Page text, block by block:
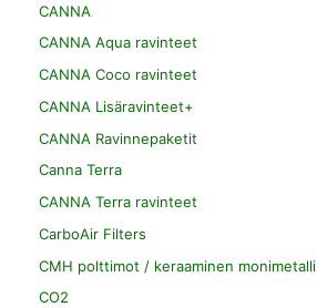
CANNA
CANNA Aqua ravinteet
CANNA Coco ravinteet
CANNA Lisäravinteet+
CANNA Ravinnepaketit
Canna Terra
CANNA Terra ravinteet
CarboAir Filters
CMH polttimot / keraaminen monimetalli
CO2